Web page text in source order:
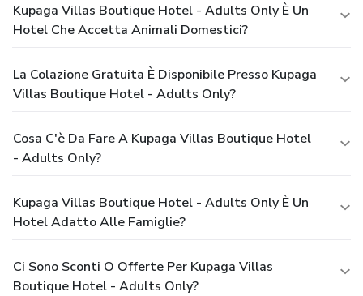
Kupaga Villas Boutique Hotel - Adults Only È Un
Hotel Che Accetta Animali Domestici?
La Colazione Gratuita È Disponibile Presso Kupaga
Villas Boutique Hotel - Adults Only?
Cosa C'è Da Fare A Kupaga Villas Boutique Hotel
- Adults Only?
Kupaga Villas Boutique Hotel - Adults Only È Un
Hotel Adatto Alle Famiglie?
Ci Sono Sconti O Offerte Per Kupaga Villas
Boutique Hotel - Adults Only?